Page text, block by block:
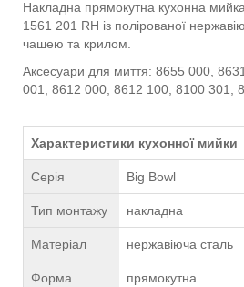
Накладна прямокутна кухонна
1561 201 RH із полірованої
чашею та крилом.
Аксесуари для миття: 8655 000,
001, 8612 000, 8612 100, 8100 301,
Характеристики кухонної мийки
Серія Big Bowl
Тип монтажу накладна
Матеріал нержавіюча сталь
Форма прямокутна